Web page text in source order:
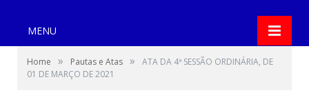
MENU
Home » Pautas e Atas »
ATA DA 4ª SESSÃO ORDINÁRIA, DE
01 DE MARÇO DE 2021